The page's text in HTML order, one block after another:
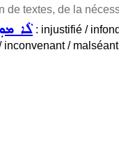
textes, de la
ܠܵܐ : injustifié /
/ malséant